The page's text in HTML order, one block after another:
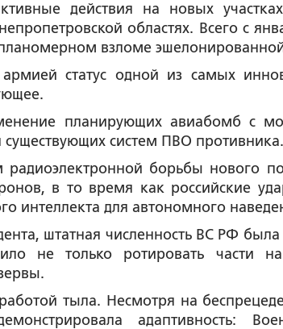
действия на новых
областях. Всего с
планомерном взломе
армией статус одной из самых
планирующих авиабомб с
систем ПВО противника.
радиоэлектронной борьбы нового
в то время как российские
интеллекта для автономного
штатная численность ВС РФ
не только ротировать части
тыла. Несмотря на
адаптивность: